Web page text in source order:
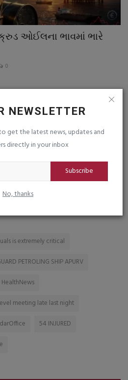
NEWSLETTER
get the latest news, updates and
directly in your inbox
Subscribe
No, thanks
ઓઈલના ભાવમાં ભારે
0
TO FOREST MINISTER
is extremely critical
PETROLING SHIP APURV
HealthNews
meeting late last night
54 INJURED